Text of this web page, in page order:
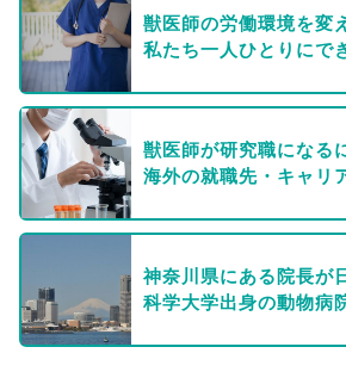
獣医師の労働環境を変
私たち一人ひとりにで
獣医師が研究職になる
海外の就職先・キャリ
神奈川県にある院長が
科学大学出身の動物病